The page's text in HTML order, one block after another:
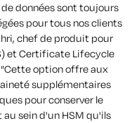
données sont toujours
pour tous nos clients
chef de produit pour
et Certificate Lifecycle
"Cette option offre aux
supplémentaires
pour conserver le
sein d'un HSM qu'ils